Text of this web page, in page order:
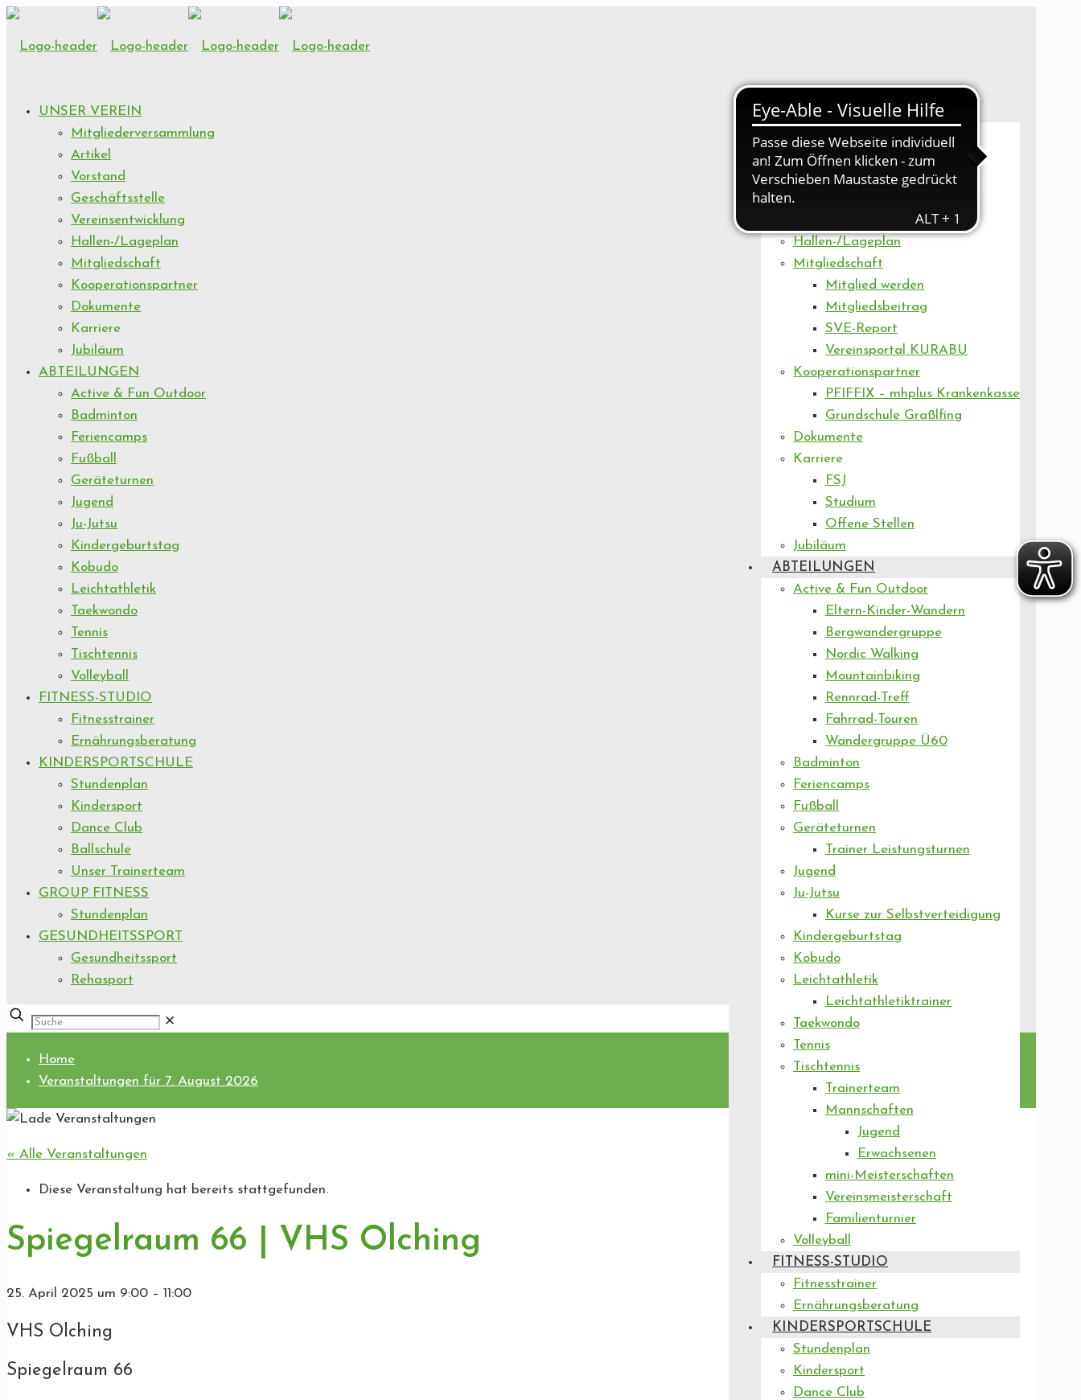
UNSER VEREIN
Artikel
Vorstand
Geschäftsstelle
Hallen-/Lageplan
Mitgliedschaft
Mitglied werden
Mitgliedsbeitrag
SVE-Report
Vereinsportal KURABU
Kooperationspartner
PFIFFIX – mhplus Krankenkasse
Grundschule Graßlfing
Dokumente
Karriere
FSJ
Studium
Offene Stellen
Jubiläum
ABTEILUNGEN
Active & Fun Outdoor
Eltern-Kinder-Wandern
Bergwandergruppe
Nordic Walking
Mountainbiking
Rennrad-Treff
Fahrrad-Touren
Wandergruppe Ü60
Badminton
Feriencamps
Fußball
Geräteturnen
Trainer Leistungsturnen
Jugend
Ju-Jutsu
Kurse zur Selbstverteidigung
Kindergeburtstag
Kobudo
Leichtathletik
Leichtathletiktrainer
Taekwondo
Tennis
Tischtennis
Trainerteam
Mannschaften
Jugend
Erwachsenen
mini-Meisterschaften
Vereinsmeisterschaft
Familienturnier
Volleyball
FITNESS-STUDIO
Fitnesstrainer
Ernährungsberatung
KINDERSPORTSCHULE
Stundenplan
Kindersport
Dance Club
UNSER VEREIN
Mitgliederversammlung
Artikel
Vorstand
Geschäftsstelle
Vereinsentwicklung
Hallen-/Lageplan
Mitgliedschaft
Kooperationspartner
Dokumente
Karriere
Jubiläum
ABTEILUNGEN
Active & Fun Outdoor
Badminton
Feriencamps
Fußball
Geräteturnen
Jugend
Ju-Jutsu
Kindergeburtstag
Kobudo
Leichtathletik
Taekwondo
Tennis
Tischtennis
Volleyball
FITNESS-STUDIO
Fitnesstrainer
Ernährungsberatung
KINDERSPORTSCHULE
Stundenplan
Kindersport
Dance Club
Ballschule
Unser Trainerteam
GROUP FITNESS
Stundenplan
GESUNDHEITSSPORT
Gesundheitssport
Rehasport
✕
Home
Veranstaltungen für 7. August 2026
« Alle Veranstaltungen
Diese Veranstaltung hat bereits stattgefunden.
Spiegelraum 66 | VHS Olching
25. April 2025 um 9:00 – 11:00
VHS Olching
Spiegelraum 66